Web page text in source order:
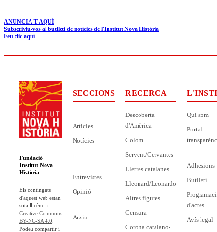
ANUNCIA'T AQUÍ
Subscriviu-vos al butlletí de notícies de l'Institut Nova Història
Feu clic aquí
Fundació
Institut Nova
Història
Els continguts
d'aquest web estan
sota llicència
Creative Commons
BY-NC-SA 4.0
Podeu compartir i
SECCIONS
Articles
Notícies
Entrevistes
Opinió
Arxiu
RECERCA
Descoberta
d'Amèrica
Colom
Servent/Cervantes
Lletres catalanes
Lleonard/Leonardo
Altres figures
Censura
Corona catalano-
Qui som
Portal
Adhesions
Butlletí
d'actes
Avís legal